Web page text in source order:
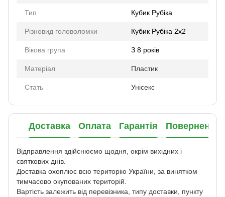
Тип Кубик Рубіка
Різновид головоломки Кубик Рубіка 2х2
Вікова група З 8 років
Матеріал Пластик
Стать Унісекс
Доставка Оплата Гарантія Повернення
Відправлення здійснюємо щодня, окрім вихідних і
святкових днів.
Доставка охоплює всю територію України, за винятком
тимчасово окупованих територій.
Вартість залежить від перевізника, типу доставки, пункту